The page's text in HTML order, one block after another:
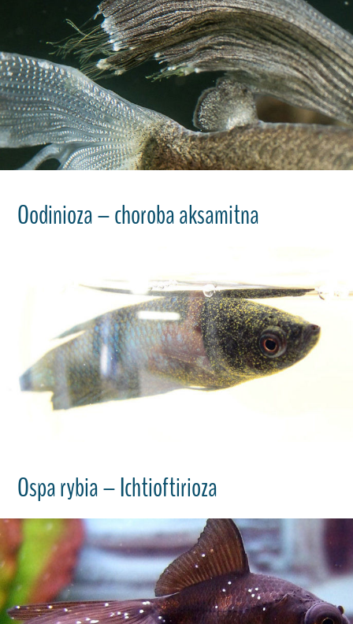
Oodinioza – choroba aksamitna
Ospa rybia – Ichtioftirioza